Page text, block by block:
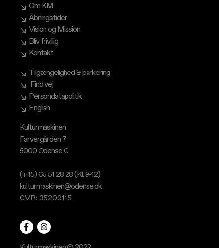
Om KM
Åbningstider
Vision og Mission
Bliv frivillig
Kontakt
Tilgængelighed & parkering
Find vej
Persondatapolitik
English
Kulturmaskinen
Farvergården 7
5000 Odense C
(+45) 65 51 28 28 (Kl. 9-12)
kulturmaskinen@odense.dk
CVR: 35209115